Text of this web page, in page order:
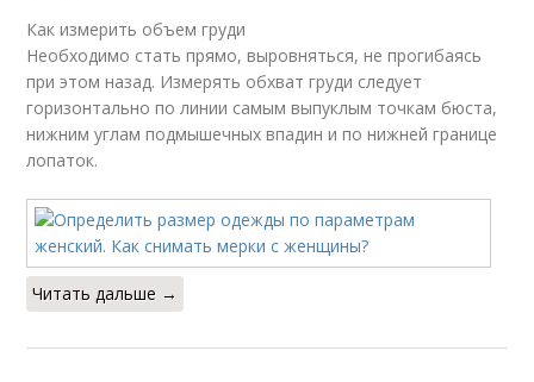
Как измерить объем груди
Необходимо стать прямо, выровняться, не прогибаясь
при этом назад. Измерять обхват груди следует
горизонтально по линии самым выпуклым точкам бюста,
нижним углам подмышечных впадин и по нижней границе
лопаток.
Читать дальше →